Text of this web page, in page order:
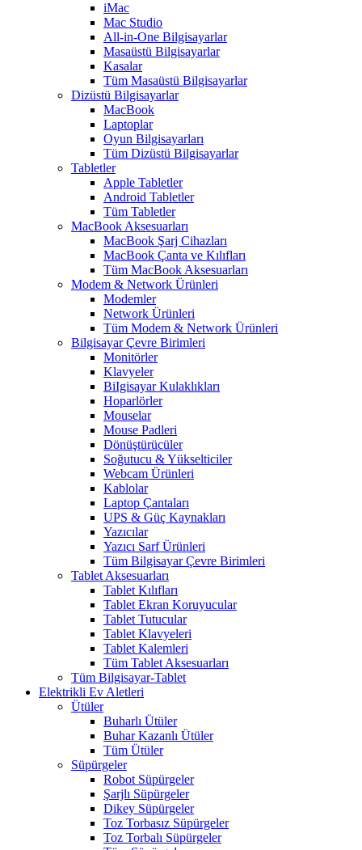
iMac
Mac Studio
All-in-One Bilgisayarlar
Masaüstü Bilgisayarlar
Kasalar
Tüm Masaüstü Bilgisayarlar
Dizüstü Bilgisayarlar
MacBook
Laptoplar
Oyun Bilgisayarları
Tüm Dizüstü Bilgisayarlar
Tabletler
Apple Tabletler
Android Tabletler
Tüm Tabletler
MacBook Aksesuarları
MacBook Şarj Cihazları
MacBook Çanta ve Kılıfları
Tüm MacBook Aksesuarları
Modem & Network Ürünleri
Modemler
Network Ürünleri
Tüm Modem & Network Ürünleri
Bilgisayar Çevre Birimleri
Monitörler
Klavyeler
BiIgisayar Kulaklıkları
Hoparlörler
Mouselar
Mouse Padleri
Dönüştürücüler
Soğutucu & Yükselticiler
Webcam Ürünleri
Kablolar
Laptop Çantaları
UPS & Güç Kaynakları
Yazıcılar
Yazıcı Sarf Ürünleri
Tüm Bilgisayar Çevre Birimleri
Tablet Aksesuarları
Tablet Kılıfları
Tablet Ekran Koruyucular
Tablet Tutucular
Tablet Klavyeleri
Tablet Kalemleri
Tüm Tablet Aksesuarları
Tüm Bilgisayar-Tablet
Elektrikli Ev Aletleri
Ütüler
Buharlı Ütüler
Buhar Kazanlı Ütüler
Tüm Ütüler
Süpürgeler
Robot Süpürgeler
Şarjlı Süpürgeler
Dikey Süpürgeler
Toz Torbasız Süpürgeler
Toz Torbalı Süpürgeler